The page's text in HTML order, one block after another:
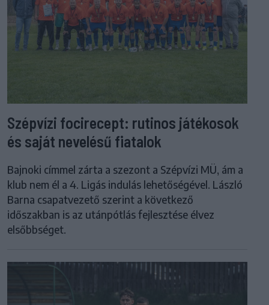
Szépvízi focirecept: rutinos játékosok
és saját nevelésű fiatalok
Bajnoki címmel zárta a szezont a Szépvízi MÜ, ám a
klub nem él a 4. Ligás indulás lehetőségével. László
Barna csapatvezető szerint a következő
időszakban is az utánpótlás fejlesztése élvez
elsőbbséget.